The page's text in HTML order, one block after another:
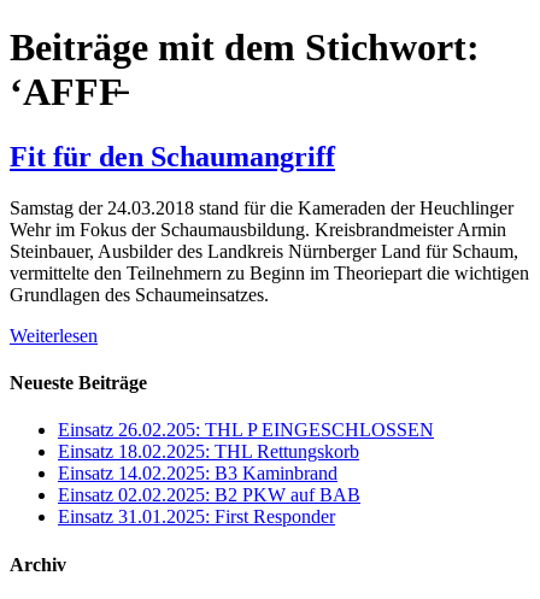
Beiträge mit dem Stichwort:
‘AFFF̵
Fit für den Schaumangriff
Samstag der 24.03.2018 stand für die Kameraden der Heuchlinger
Wehr im Fokus der Schaumausbildung. Kreisbrandmeister Armin
Steinbauer, Ausbilder des Landkreis Nürnberger Land für Schaum,
vermittelte den Teilnehmern zu Beginn im Theoriepart die wichtigen
Grundlagen des Schaumeinsatzes.
Weiterlesen
Neueste Beiträge
Einsatz 26.02.205: THL P EINGESCHLOSSEN
Einsatz 18.02.2025: THL Rettungskorb
Einsatz 14.02.2025: B3 Kaminbrand
Einsatz 02.02.2025: B2 PKW auf BAB
Einsatz 31.01.2025: First Responder
Archiv